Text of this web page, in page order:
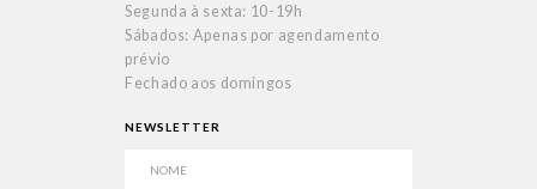
Segunda à sexta: 10-19h
Sábados: Apenas por agendamento
prévio
Fechado aos domingos
NEWSLETTER